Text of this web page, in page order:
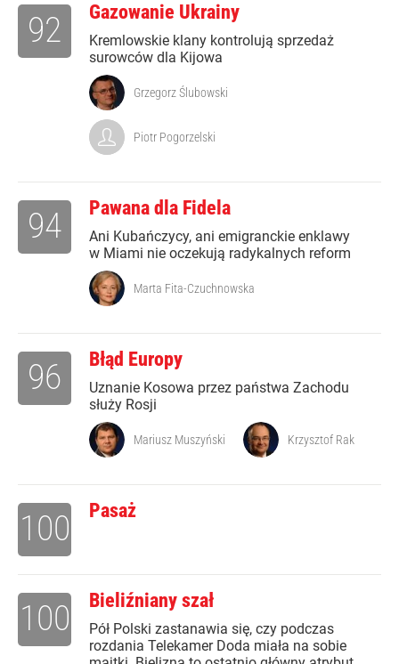
Gazowanie Ukrainy
Kremlowskie klany kontrolują sprzedaż
surowców dla Kijowa
92
Grzegorz Ślubowski
Piotr Pogorzelski
Pawana dla Fidela
Ani Kubańczycy, ani emigranckie enklawy
w Miami nie oczekują radykalnych reform
94
Marta Fita-Czuchnowska
Błąd Europy
Uznanie Kosowa przez państwa Zachodu
służy Rosji
96
Mariusz Muszyński Krzysztof Rak
Pasaż
100
Bieliźniany szał
Pół Polski zastanawia się, czy podczas
rozdania Telekamer Doda miała na sobie
100